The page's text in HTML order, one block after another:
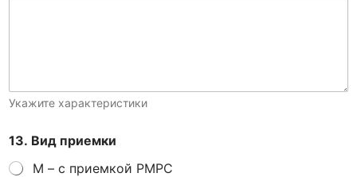
Укажите характеристики
13. Вид приемки
М – с приемкой РМРС